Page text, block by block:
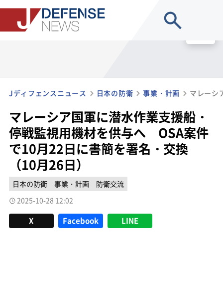
Jディフェンスニュース 日本の防衛 事業・計画
マレーシア国軍に潜水作業支援船・
停戦監視用機材を供与へ OSA案件
で10月22日に書簡を署名・交換
（10月26日）
日本の防衛 事業・計画
防衛交流
2025-10-28 12:02
X Facebook LINE